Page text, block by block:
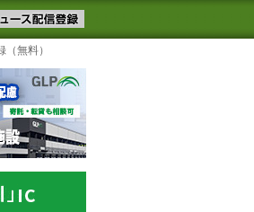
流ニュースメール配信を登録す
テーマ
無料）